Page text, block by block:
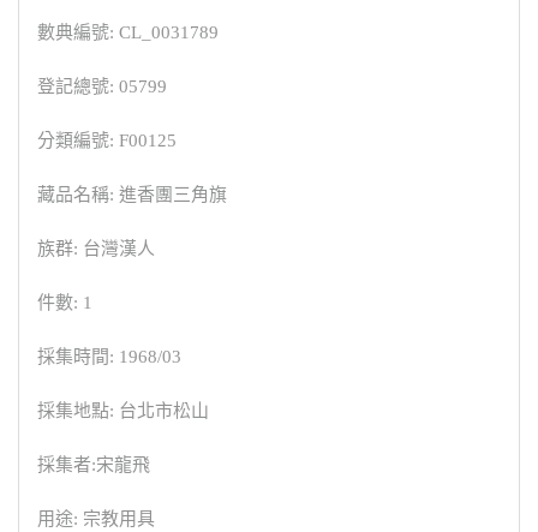
數典編號: CL_0031789
登記總號: 05799
分類編號: F00125
藏品名稱: 進香團三角旗
族群: 台灣漢人
件數: 1
採集時間: 1968/03
採集地點: 台北市松山
採集者:宋龍飛
用途: 宗教用具